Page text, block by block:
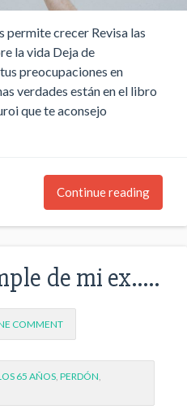
permite crecer Revisa las
la vida Deja de
preocupaciones en
verdades están en el libro
que te aconsejo
Continue reading
de mi ex…..
COMMENT
65 AÑOS, PERDÓN,